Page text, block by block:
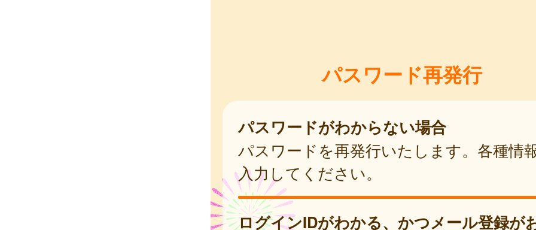
パスワード再発行
パスワードがわからない場合
パスワードを再発行いたします。各種情
入力してください。
ログインIDがわかる、かつメール登録が